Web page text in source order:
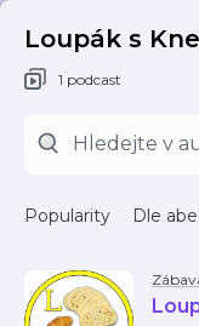
Loupák s
1 podcast
Popularity Dle